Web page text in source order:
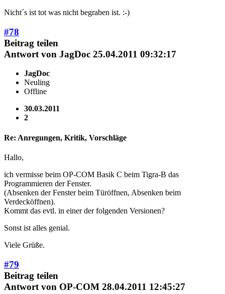
Nicht´s ist tot was nicht begraben ist. :-)
#78
Beitrag teilen
Antwort von JagDoc 25.04.2011 09:32:17
JagDoc
Neuling
Offline
30.03.2011
2
Re: Anregungen, Kritik, Vorschläge
Hallo,
ich vermisse beim OP-COM Basik C beim Tigra-B das
Programmieren der Fenster.
(Absenken der Fenster beim Türöffnen, Absenken beim
Verdecköffnen).
Kommt das evtl. in einer der folgenden Versionen?
Sonst ist alles genial.
Viele Grüße.
#79
Beitrag teilen
Antwort von OP-COM 28.04.2011 12:45:27